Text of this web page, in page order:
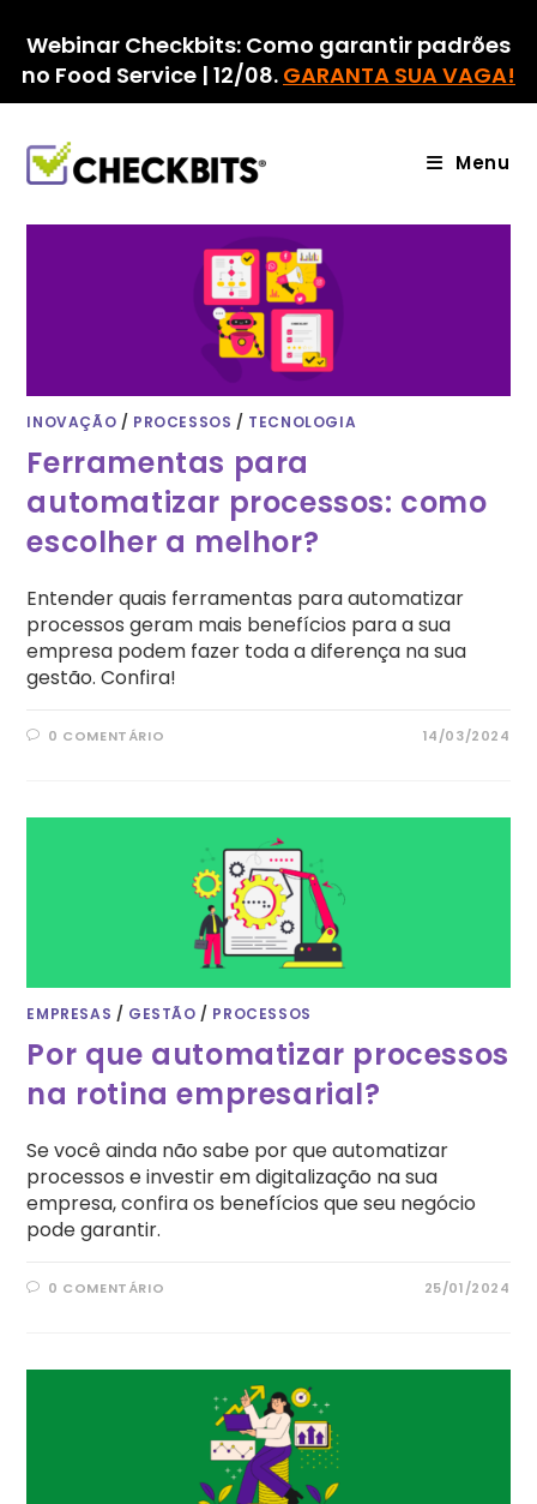
para
conteúdo
Webinar Checkbits: Como garantir padrões
no Food Service | 12/08. GARANTA SUA VAGA!
Menu
INOVAÇÃO / PROCESSOS / TECNOLOGIA
Ferramentas para
automatizar processos: como
escolher a melhor?
Entender quais ferramentas para automatizar
processos geram mais benefícios para a sua
empresa podem fazer toda a diferença na sua
gestão. Confira!
0 COMENTÁRIO 14/03/2024
EMPRESAS / GESTÃO / PROCESSOS
Por que automatizar processos
na rotina empresarial?
Se você ainda não sabe por que automatizar
processos e investir em digitalização na sua
empresa, confira os benefícios que seu negócio
pode garantir.
0 COMENTÁRIO 25/01/2024